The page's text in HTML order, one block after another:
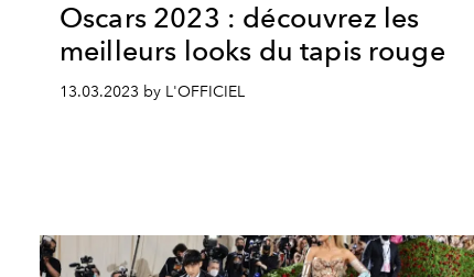
Oscars 2023 : découvrez les
meilleurs looks du tapis rouge
13.03.2023 by L'OFFICIEL